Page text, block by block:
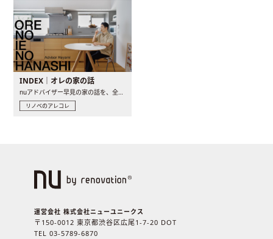
INDEX｜オレの家の話
nuアドバイザー早見の家の話を、全4話でお届け。リノベーションを..
リノベのアレコレ
運営会社 株式会社ニューユニークス
〒150-0012 東京都渋谷区広尾1-7-20 DOT
TEL 03-5789-6870